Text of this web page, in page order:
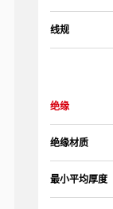
线规
绝缘
绝缘材质
最小平均厚度